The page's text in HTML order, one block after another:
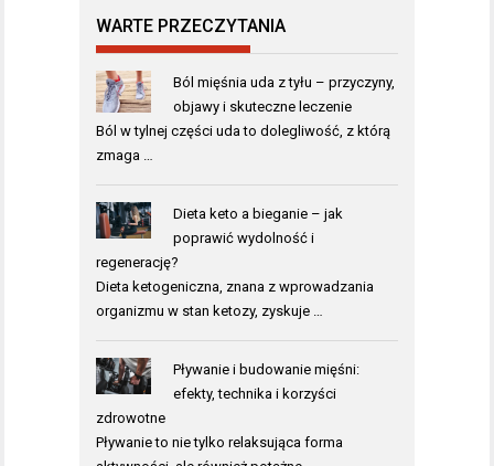
WARTE PRZECZYTANIA
Ból mięśnia uda z tyłu – przyczyny,
objawy i skuteczne leczenie
Ból w tylnej części uda to dolegliwość, z którą
zmaga …
Dieta keto a bieganie – jak
poprawić wydolność i
regenerację?
Dieta ketogeniczna, znana z wprowadzania
organizmu w stan ketozy, zyskuje …
Pływanie i budowanie mięśni:
efekty, technika i korzyści
zdrowotne
Pływanie to nie tylko relaksująca forma